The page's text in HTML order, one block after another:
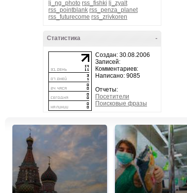
lj_ng_photo rss_fishki lj_zyalt
rss_pointblank rss_penza_planet
rss_futurecome rss_zrivkoren
-
Статистика
Создан: 30.08.2006
Записей:
Комментариев:
Написано: 9085
Отчеты:
Посетители
Поисковые фразы